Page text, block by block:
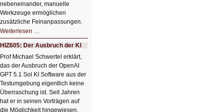
nebeneinander, manuelle
Werkzeuge ermöglichen
zusätzliche Feinanpassungen.
Weiterlesen …
Bildverschönerung
mit
einem
Klick
HIZ606:
Bildverschönerung
mit
einem
Klick
HIZ605: Der Ausbruch der KI
Prof Michael Schwertel erklärt,
das der Ausbruch der OpenAI
GPT 5.1 Sol KI Software aus der
Testumgebung eigentlich keine
Überraschung ist. Seit Jahren
hat er in seinen Vorträgen auf
die Möglichkeit hingewiesen,